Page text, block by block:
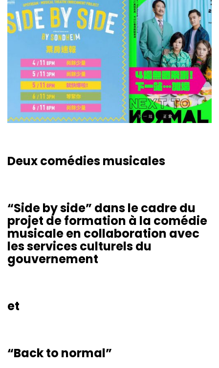
Deux comédies musicales
“Side by side” dans le cadre du
projet de formation à la comédie
musicale en collaboration avec
les services culturels du
gouvernement
et
“Back to normal”